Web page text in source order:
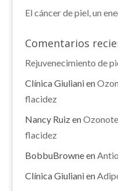
El cáncer de piel, un
Comentarios
Rejuvenecimiento de
Clínica Giulianien
flacidez
Nancy Ruizen
flacidez
BobbuBrowneen
Clínica Giulianien